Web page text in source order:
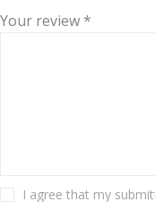
Your review *
I agree that my